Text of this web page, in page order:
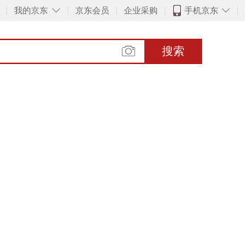
◇
我的京东 京东会员 企业采购 ◇
手机京东
搜索